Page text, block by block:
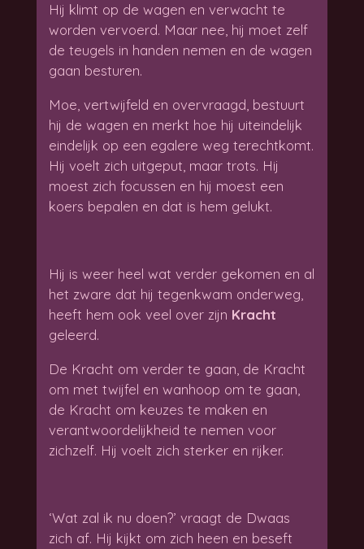
Hij klimt op de wagen en verwacht te
worden vervoerd. Maar nee, hij moet zelf
de teugels in handen nemen en de wagen
gaan besturen.
Moe, vertwijfeld en overvraagd, bestuurt
hij de wagen en merkt hoe hij uiteindelijk
eindelijk op een egalere weg terechtkomt.
Hij voelt zich uitgeput, maar trots. Hij
moest zich focussen en hij moest een
koers bepalen en dat is hem gelukt.
Hij is weer heel wat verder gekomen en al
het zware dat hij tegenkwam onderweg,
heeft hem ook veel over zijn Kracht
geleerd.
De Kracht om verder te gaan, de Kracht
om met twijfel en wanhoop om te gaan,
de Kracht om keuzes te maken en
verantwoordelijkheid te nemen voor
zichzelf. Hij voelt zich sterker en rijker.
‘Wat zal ik nu doen?’ vraagt de Dwaas
zich af. Hij kijkt om zich heen en beseft